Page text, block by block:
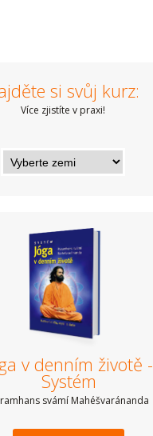
si svůj kurz:
Více zjistíte v praxi!
v denním životě -
Systém
svámí Mahéšvaránanda